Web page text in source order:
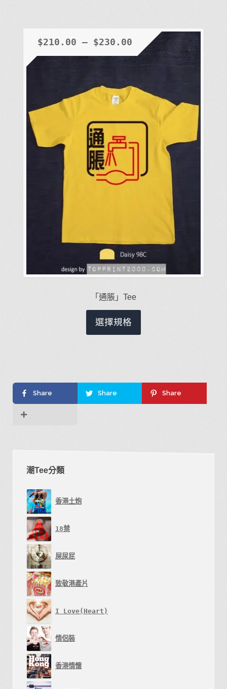
款
在
品
選
「通脹」Tee
$210.00 – $230.00
選擇規格
款
Share Share Share
潮Tee分類
香港土炮
18禁
屎尿屁
致敬港產片
I Love(Heart)
情侶裝
香港情懷